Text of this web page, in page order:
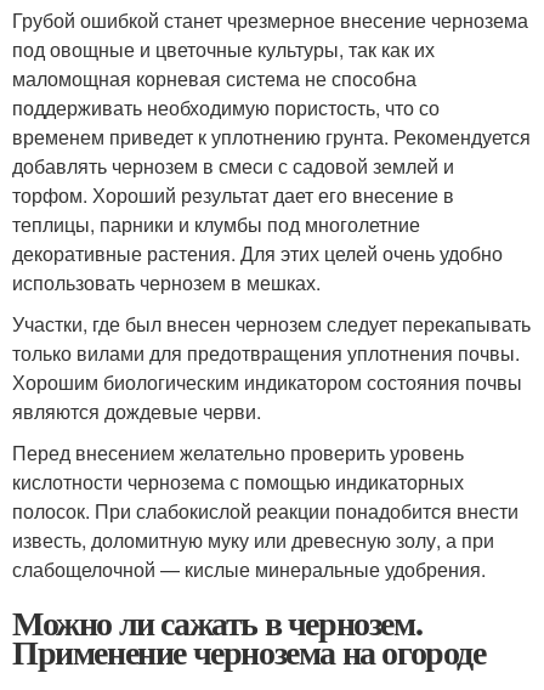
Грубой ошибкой станет чрезмерное внесение чернозема
под овощные и цветочные культуры, так как их
маломощная корневая система не способна
поддерживать необходимую пористость, что со
временем приведет к уплотнению грунта. Рекомендуется
добавлять чернозем в смеси с садовой землей и
торфом. Хороший результат дает его внесение в
теплицы, парники и клумбы под многолетние
декоративные растения. Для этих целей очень удобно
использовать чернозем в мешках.
Участки, где был внесен чернозем следует перекапывать
только вилами для предотвращения уплотнения почвы.
Хорошим биологическим индикатором состояния почвы
являются дождевые черви.
Перед внесением желательно проверить уровень
кислотности чернозема с помощью индикаторных
полосок. При слабокислой реакции понадобится внести
известь, доломитную муку или древесную золу, а при
слабощелочной — кислые минеральные удобрения.
Можно ли сажать в чернозем.
Применение чернозема на огороде